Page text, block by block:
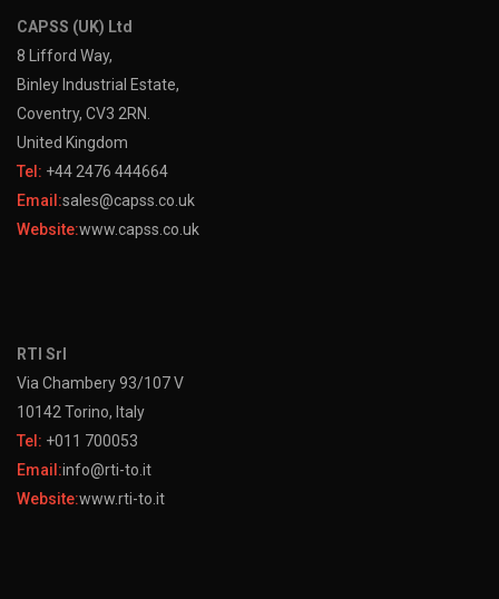
CAPSS (UK) Ltd
8 Lifford Way,
Binley Industrial Estate,
Coventry, CV3 2RN.
United Kingdom
Tel: +44 2476 444664
Email:sales@capss.co.uk
Website:www.capss.co.uk
RTI Srl
Via Chambery 93/107 V
10142 Torino, Italy
Tel: +011 700053
Email:info@rti-to.it
Website:www.rti-to.it